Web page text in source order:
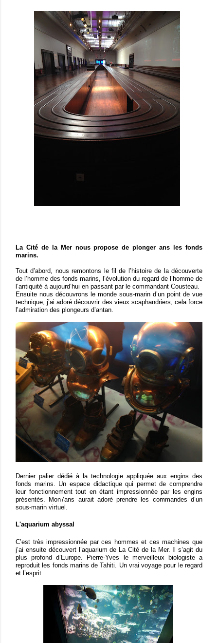
La Cité de la Mer nous propose de plonger ans les fonds
marins.
Tout d’abord, nous remontons le fil de l’histoire de la découverte
de l’homme des fonds marins, l’évolution du regard de l’homme de
l’antiquité à aujourd’hui en passant par le commandant Cousteau.
Ensuite nous découvrons le monde sous-marin d’un point de vue
technique, j’ai adoré découvrir des vieux scaphandriers, cela force
l’admiration des plongeurs d’antan.
Dernier palier dédié à la technologie appliquée aux engins des
fonds marins. Un espace didactique qui permet de comprendre
leur fonctionnement tout en étant impressionnée par les engins
présentés. Mon7ans aurait adoré prendre les commandes d’un
sous-marin virtuel.
L'aquarium abyssal
C’est très impressionnée par ces hommes et ces machines que
j’ai ensuite découvert l’aquarium de La Cité de la Mer. Il s’agit du
plus profond d’Europe. Pierre-Yves le merveilleux biologiste a
reproduit les fonds marins de Tahiti. Un vrai voyage pour le regard
et l’esprit.